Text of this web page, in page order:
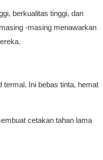
berkualitas tinggi, dan
-masing menawarkan
termal. Ini bebas tinta, hemat
cetakan tahan lama